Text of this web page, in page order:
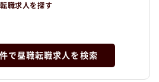
職求人を探す
で昼職転職求人を検索